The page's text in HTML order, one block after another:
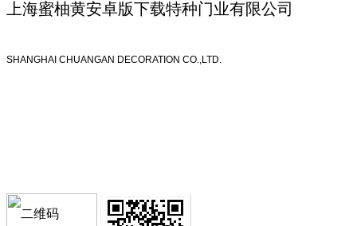
上海蜜柚黄安卓版下载特种门业有限公司
SHANGHAI CHUANGAN DECORATION CO.,LTD.